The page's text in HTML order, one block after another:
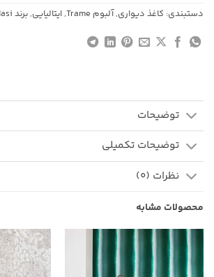
دستبندی: کاغذ دیواری,آلبوم Trame ,ایتالیایی,برند Cristiana Masi
توضیحات
توضیحات تکمیلی
نظرات (0)
محصولات مشابه